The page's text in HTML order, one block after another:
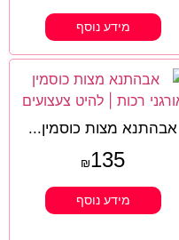
מידע נוסף
אבהתנא מצות כוסמין...
₪135
מידע נוסף